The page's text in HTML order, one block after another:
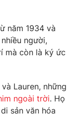
năm 1934 và
người,
mà còn là ký ức
Lauren, những
ngoài trời. Họ
sản văn hóa